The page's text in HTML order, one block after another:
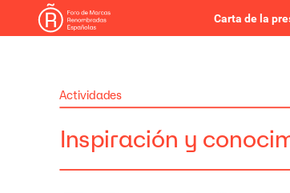
Carta de la
Actividades
Inspiración y